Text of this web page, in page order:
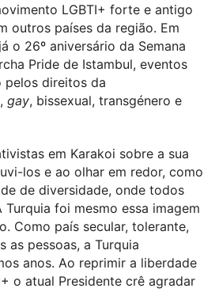
LGBTI+ forte e antigo
outros países da região. Em
o 26º aniversário da Semana
Pride de Istambul, eventos
direitos da
gay, bissexual, transgénero e
em Karakoi sobre a sua
los e ao olhar em redor, como
de diversidade, onde todos
Turquia foi mesmo essa imagem
Como país secular, tolerante,
as pessoas, a Turquia
anos. Ao reprimir a liberdade
o atual Presidente crê agradar